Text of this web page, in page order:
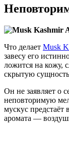
Что делает Musk
завесу его
ложится на кожу,
скрытую
Он не заявляет о
неповторимую
мускус
аромата —